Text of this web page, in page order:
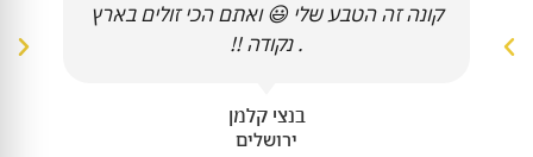
קונה זה הטבע שלי 😃 ואתם הכי זולים בארץ
. נקודה !!
בנצי קלמן
ירושלים